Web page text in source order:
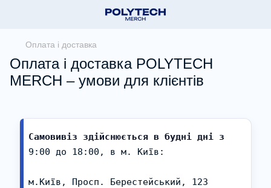
Оплата і доставка
Оплата і доставка POLYTECH
MERCH – умови для клієнтів
Самовивіз здійснюється в будні дні з
9:00 до 18:00, в м. Київ:
м.Київ, Просп. Берестейський, 123